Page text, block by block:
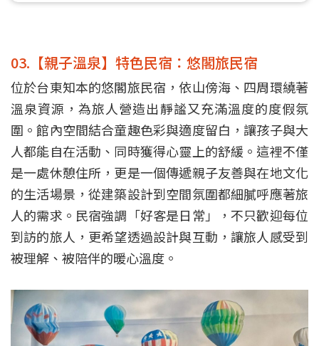
03.【親子溫泉】特色民宿：悠閣旅民宿
位於台東知本的悠閣旅民宿，依山傍海、四周環繞著
溫泉資源，為旅人營造出靜謐又充滿溫度的度假氛
圍。館內空間結合童趣色彩與適度留白，讓孩子與大
人都能自在活動、同時獲得心靈上的舒緩。這裡不僅
是一處休憩住所，更是一個傳遞親子友善與在地文化
的生活場景，從建築設計到空間氛圍都細膩呼應著旅
人的需求。民宿強調「好客是日常」，不只歡迎每位
到訪的旅人，更希望透過設計與互動，讓旅人感受到
被理解、被陪伴的暖心溫度。